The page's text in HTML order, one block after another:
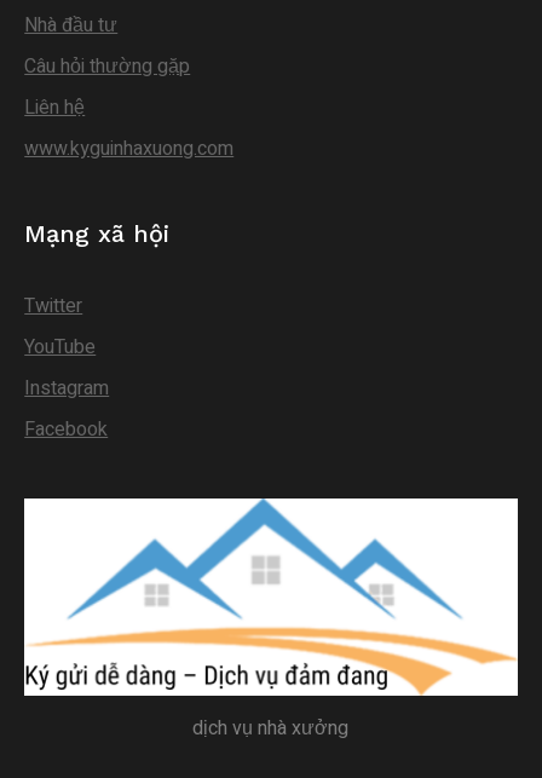
Nhà đầu tư
Câu hỏi thường gặp
Liên hệ
www.kyguinhaxuong.com
Mạng xã hội
Twitter
YouTube
Instagram
Facebook
dịch vụ nhà xưởng